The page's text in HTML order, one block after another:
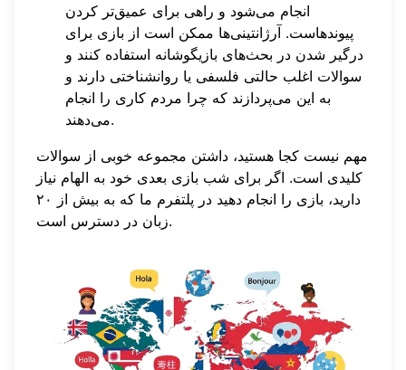
انجام می‌شود و راهی برای عمیق‌تر کردن
پیوندهاست. آرژانتینی‌ها ممکن است از بازی برای
درگیر شدن در بحث‌های بازیگوشانه استفاده کنند و
سوالات اغلب حالتی فلسفی یا روانشناختی دارند و
به این می‌پردازند که چرا مردم کاری را انجام
می‌دهند.
مهم نیست کجا هستید، داشتن مجموعه خوبی از سوالات
کلیدی است. اگر برای شب بازی بعدی خود به الهام نیاز
دارید، بازی را انجام دهید
در پلتفرم ما که به بیش از ۲۰
زبان در دسترس است.